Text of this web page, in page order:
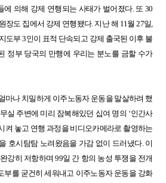
에 의해 강제 연행되는 사태가 벌어졌다. 또 30
장도 집에서 강제 연행됐다. 지난해 11 월 27일
지도부 3인이 표적 단속되고 강제 출국된 이후 불
정부 당국의 만행에 우리는 분노를 금할 수가
마나 치밀하게 이주노동자 운동을 말살하려 했
실 주변에 미리 잠복해있던 십여 명의 ‘인간사
켜 놓고 연행 과정을 비디오카메라로 촬영하는
호시탐탐 노려왔음을 가감 없이 드러냈다. 이
완강히 저항하며 99일 간 항의 농성 투쟁을 전개
부를 굳건히 세워내고 이주노동자 운동을 강화